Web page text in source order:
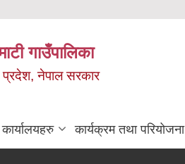
गाउँपालिका
प्रदेश, नेपाल सरकार
कार्यक्रम तथा परियोजना